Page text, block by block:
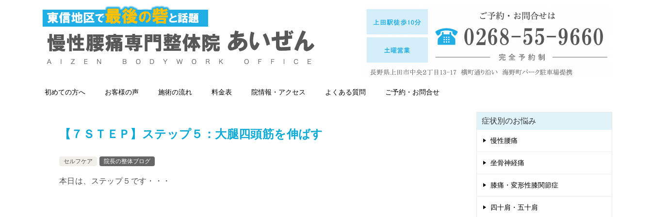
初めての方へ お客様の声 施術の流れ 料金表 院情報・アクセス よくある質問 ご予約・お問合せ
【７ＳＴＥＰ】ステップ５：大腿四頭筋を伸ばす
セルフケア 院長の整体ブログ
本日は、ステップ５です・・・
症状別のお悩み
慢性腰痛
坐骨神経痛
膝痛・変形性膝関節症
四十肩・五十肩